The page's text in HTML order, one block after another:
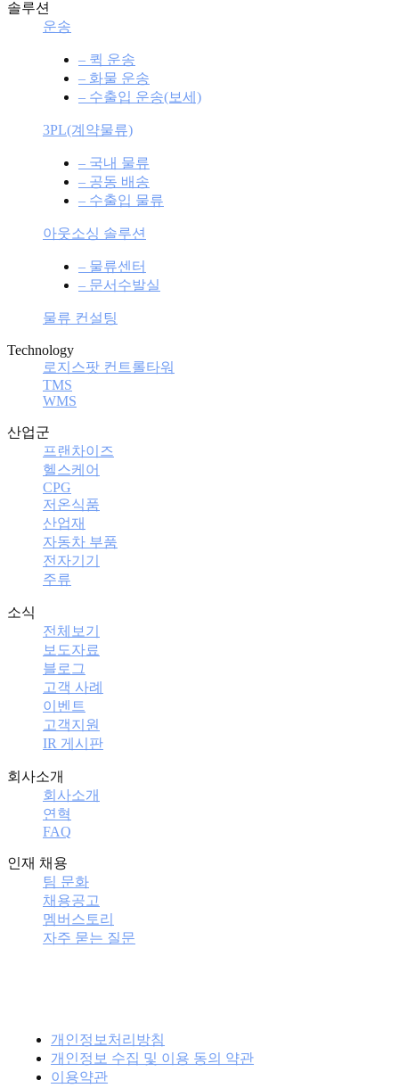
솔루션
운송
– 퀵 운송
– 화물 운송
– 수출입 운송(보세)
3PL(계약물류)
– 국내 물류
– 공동 배송
– 수출입 물류
아웃소싱 솔루션
– 물류센터
– 문서수발실
물류 컨설팅
Technology
로지스팟 컨트롤타워
TMS
WMS
산업군
프랜차이즈
헬스케어
CPG
저온식품
산업재
자동차 부품
전자기기
주류
소식
전체보기
보도자료
블로그
고객 사례
이벤트
고객지원
IR 게시판
회사소개
회사소개
연혁
FAQ
인재 채용
팀 문화
채용공고
멤버스토리
자주 묻는 질문
개인정보처리방침
개인정보 수집 및 이용 동의 약관
이용약관